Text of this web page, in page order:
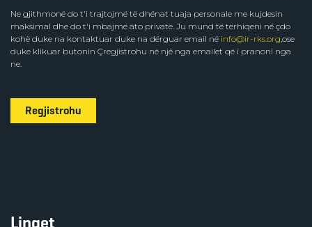
Ne gjithmonë do t'i trajtojmë të dhënat tuaja personale me kujdesin
maksimal dhe do t'i mbajmë ato private. Ju mund të tërhiqeni në çdo
kohë duke na kontaktuar duke na dërguar email në info@ir-rks.org,ose
duke klikuar butonin Çregjistrohu në një nga emailet që i pranoni nga
ne.
Regjistrohu
Linqet